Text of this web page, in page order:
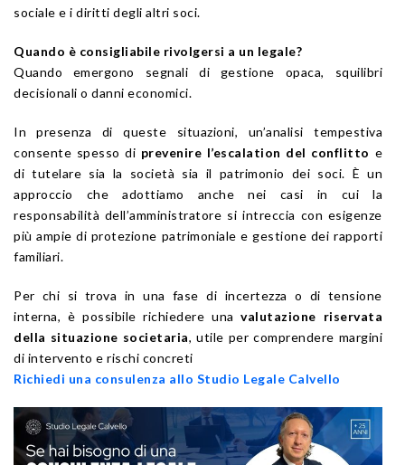
sociale e i diritti degli altri soci.
Quando è consigliabile rivolgersi a un legale?
Quando emergono segnali di gestione opaca, squilibri
decisionali o danni economici.
In presenza di queste situazioni, un’analisi tempestiva
consente spesso di prevenire l’escalation del conflitto e
di tutelare sia la società sia il patrimonio dei soci. È un
approccio che adottiamo anche nei casi in cui la
responsabilità dell’amministratore si intreccia con esigenze
più ampie di protezione patrimoniale e gestione dei rapporti
familiari.
Per chi si trova in una fase di incertezza o di tensione
interna, è possibile richiedere unavalutazione riservata
della situazione societaria, utile per comprendere margini
di intervento e rischi concreti
Richiedi una consulenza allo Studio Legale Calvello